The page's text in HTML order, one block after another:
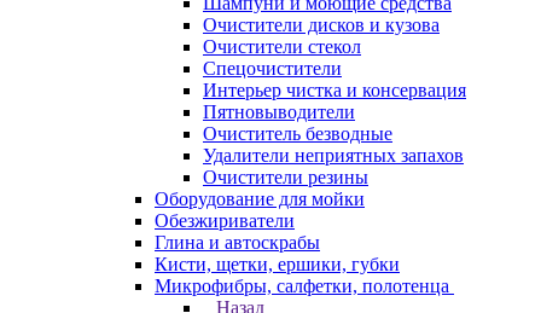
Очистители дисков и кузова
Очистители стекол
Спецочистители
Интерьер чистка и консервация
Пятновыводители
Очиститель безводные
Удалители неприятных запахов
Очистители резины
Оборудование для мойки
Обезжириватели
Глина и автоскрабы
Кисти, щетки, ершики, губки
Микрофибры, салфетки, полотенца
Назад